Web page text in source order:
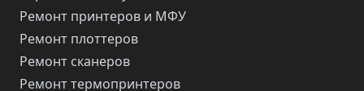
Ремонт принтеров и МФУ
Ремонт плоттеров
Ремонт сканеров
Ремонт термопринтеров